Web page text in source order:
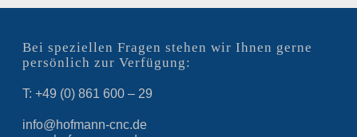
Bei speziellen Fragen stehen wir Ihnen gerne
persönlich zur Verfügung:
T: +49 (0) 861 600 – 29
info@hofmann-cnc.de